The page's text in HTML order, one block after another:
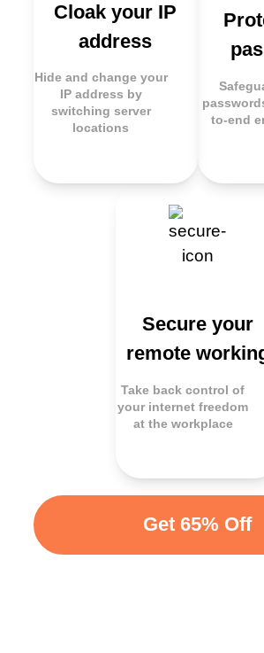
Cloak your IP
address
Hide and change your
IP address by
switching server
locations
to-end
Secure your
remote
Take back control of
your internet freedom
at the workplace
Get 65% Off